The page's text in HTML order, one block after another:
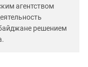
агентством
решением